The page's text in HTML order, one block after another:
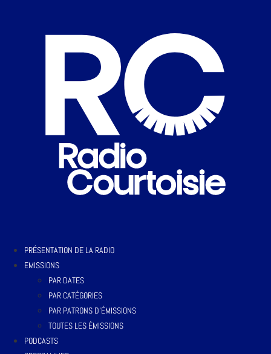
PRÉSENTATION DE LA RADIO
EMISSIONS
PAR DATES
PAR CATÉGORIES
PAR PATRONS D’ÉMISSIONS
TOUTES LES ÉMISSIONS
PODCASTS